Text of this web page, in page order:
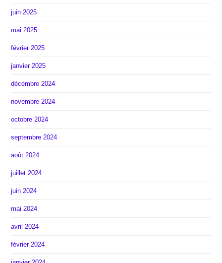
juin 2025
mai 2025
février 2025
janvier 2025
décembre 2024
novembre 2024
octobre 2024
septembre 2024
août 2024
juillet 2024
juin 2024
mai 2024
avril 2024
février 2024